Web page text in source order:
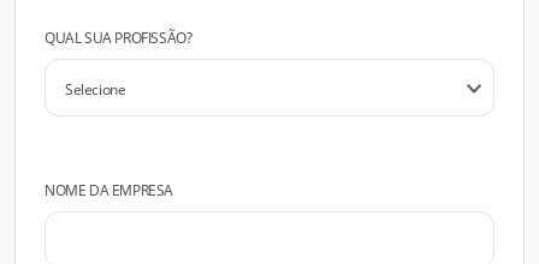
QUAL SUA PROFISSÃO?
NOME DA EMPRESA